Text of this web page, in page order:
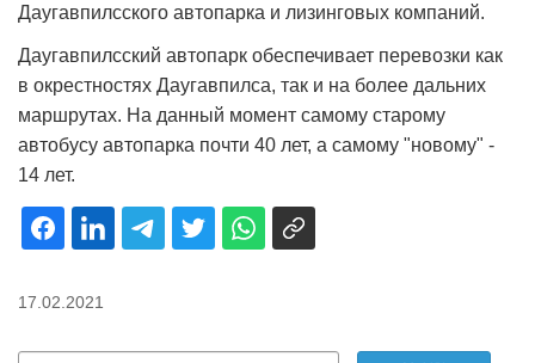
Даугавпилсского автопарка и лизинговых компаний.
Даугавпилсский автопарк обеспечивает перевозки как
в окрестностях Даугавпилса, так и на более дальних
маршрутах. На данный момент самому старому
автобусу автопарка почти 40 лет, а самому "новому" -
14 лет.
17.02.2021